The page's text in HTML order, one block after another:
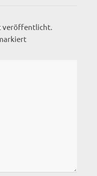
veröffentlicht.